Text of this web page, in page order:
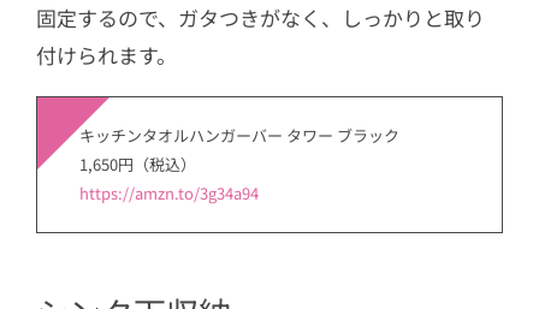
固定するので、ガタつきがなく、しっかりと取り
付けられます。
キッチンタオルハンガーバー タワー ブラック
1,650円（税込）
https://amzn.to/3g34a94